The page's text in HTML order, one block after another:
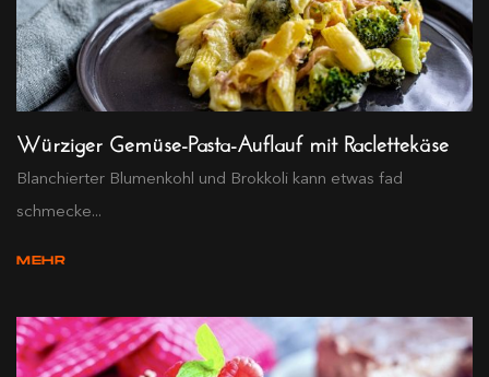
Würziger Gemüse-Pasta-Auflauf mit Raclettekäse
Blanchierter Blumenkohl und Brokkoli kann etwas fad
schmecke...
MEHR